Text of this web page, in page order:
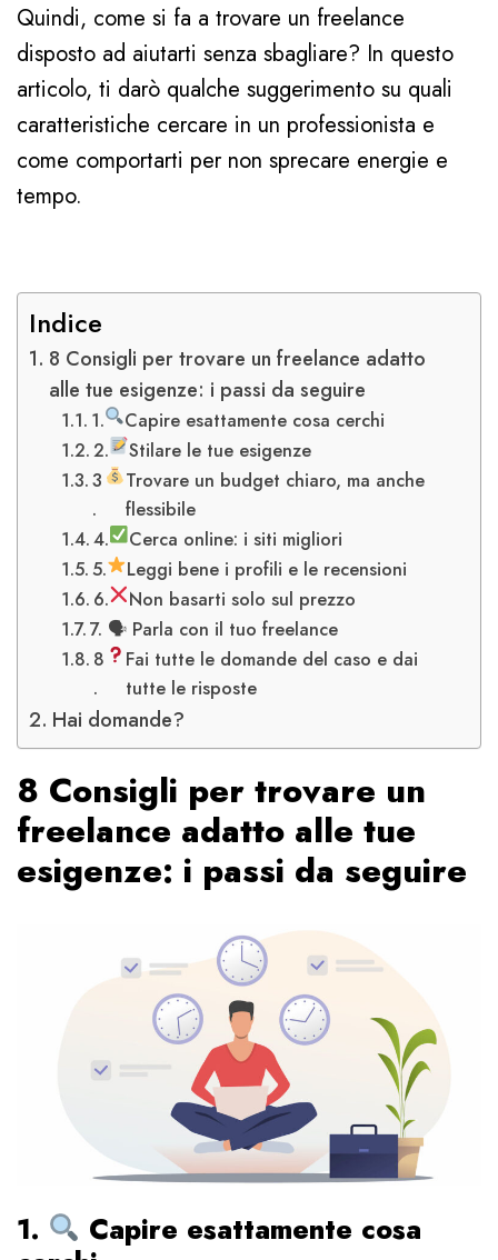
Quindi, come si fa a trovare un freelance
disposto ad aiutarti senza sbagliare? In questo
articolo, ti darò qualche suggerimento su quali
caratteristiche cercare in un professionista e
come comportarti per non sprecare energie e
tempo.
Indice
8 Consigli per trovare un freelance adatto
alle tue esigenze: i passi da seguire
1.
Capire esattamente cosa cerchi
2.
Stilare le tue esigenze
3
.
Trovare un budget chiaro, ma anche
flessibile
4.
Cerca online: i siti migliori
5.
Leggi bene i profili e le recensioni
6.
Non basarti solo sul prezzo
7. 🗣 Parla con il tuo freelance
8
.
Fai tutte le domande del caso e dai
tutte le risposte
Hai domande?
8 Consigli per trovare un
freelance adatto alle tue
esigenze: i passi da seguire
1.
Capire esattamente cosa